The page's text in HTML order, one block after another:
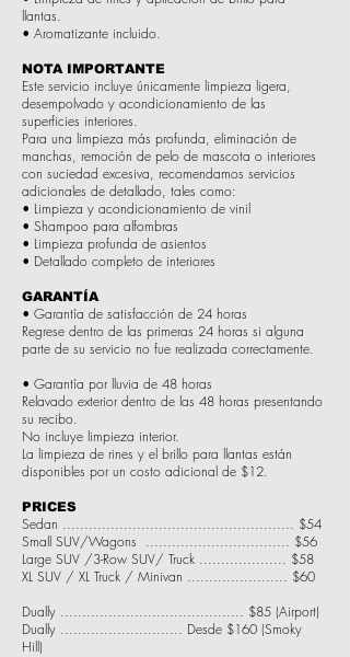
llantas.
• Aromatizante incluido.
NOTA IMPORTANTE
Este servicio incluye únicamente limpieza ligera,
desempolvado y acondicionamiento de las
superficies interiores.
Para una limpieza más profunda, eliminación de
manchas, remoción de pelo de mascota o interiores
con suciedad excesiva, recomendamos servicios
adicionales de detallado, tales como:
• Limpieza y acondicionamiento de vinil
• Shampoo para alfombras
• Limpieza profunda de asientos
• Detallado completo de interiores
GARANTÍA
• Garantía de satisfacción de 24 horas
Regrese dentro de las primeras 24 horas si alguna
parte de su servicio no fue realizada correctamente.
• Garantía por lluvia de 48 horas
Relavado exterior dentro de las 48 horas presentando
su recibo.
No incluye limpieza interior.
La limpieza de rines y el brillo para llantas están
disponibles por un costo adicional de $12.
PRICES
Sedan ..................................................... $54
Small SUV/Wagons ................................. $56
Large SUV /3-Row SUV/ Truck .................... $58
XL SUV / XL Truck / Minivan ....................... $60
Dually .......................................... $85 (Airport)
Dually ............................ Desde $160 (Smoky
Hill)